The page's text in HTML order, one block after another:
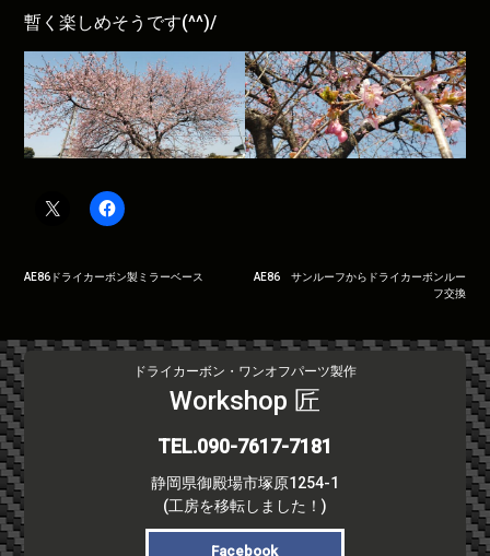
暫く楽しめそうです(^^)/
投
ビ
ゲ
ー
シ
ョ
ン
AE86ドライカーボン製ミラーベース
AE86 サンルーフからドライカーボンルー
フ交換
ドライカーボン・ワンオフパーツ製作
Workshop 匠
TEL.090-7617-7181
静岡県御殿場市塚原1254-1
(工房を移転しました！)
Facebook